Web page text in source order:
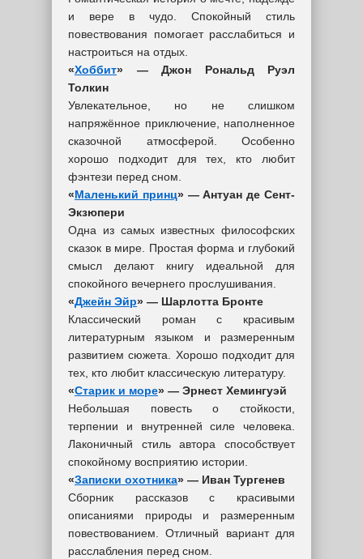
и вере в чудо. Спокойный стиль
повествования помогает расслабиться и
настроиться на отдых.
«Хоббит» — Джон Рональд Руэл
Толкин
Увлекательное, но не слишком
напряжённое приключение, наполненное
сказочной атмосферой. Особенно
хорошо подходит для тех, кто любит
фэнтези перед сном.
«Маленький принц» — Антуан де Сент-
Экзюпери
Одна из самых известных философских
сказок в мире. Простая форма и глубокий
смысл делают книгу идеальной для
спокойного вечернего прослушивания.
«Джейн Эйр» — Шарлотта Бронте
Классический роман с красивым
литературным языком и размеренным
развитием сюжета. Хорошо подходит для
тех, кто любит классическую литературу.
«Старик и море» — Эрнест Хемингуэй
Небольшая повесть о стойкости,
терпении и внутренней силе человека.
Лаконичный стиль автора способствует
спокойному восприятию истории.
«Записки охотника» — Иван Тургенев
Сборник рассказов с красивыми
описаниями природы и размеренным
повествованием. Отличный вариант для
расслабления перед сном.